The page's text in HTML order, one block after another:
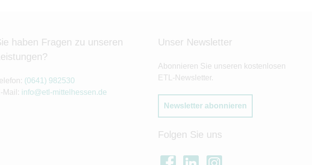
haben Fragen zu unseren
(0641) 982530
Mail: info@etl-mittelhessen.de
Unser Newsletter
Abonnieren Sie unseren kostenlosen
ETL-Newsletter.
Newsletter abonnieren
Folgen Sie uns